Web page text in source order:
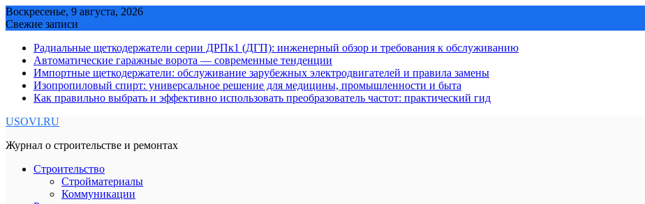
Skip
to
Воскресенье, 9 августа, 2026
Свежие записи
Радиальные щеткодержатели серии ДРПк1 (ДГП): инженерный обзор и требования к обслуживанию
Автоматические гаражные ворота — современные тенденции
Импортные щеткодержатели: обслуживание зарубежных электродвигателей и правила замены
Изопропиловый спирт: универсальное решение для медицины, промышленности и быта
Как правильно выбрать и эффективно использовать преобразователь частот: практический гид
USOVI.RU
Журнал о строительстве и ремонтах
Строительство
Стройматериалы
Коммуникации